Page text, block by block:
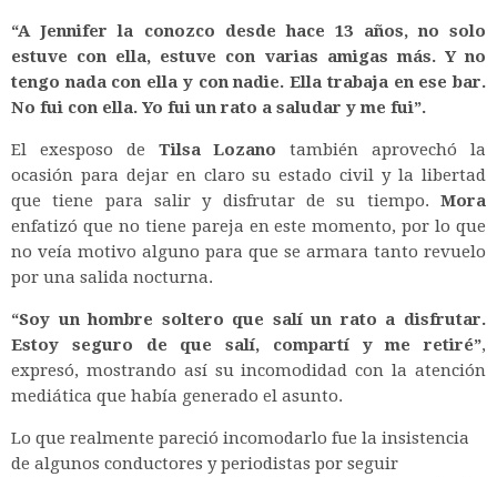
“A Jennifer la conozco desde hace 13 años, no solo
estuve con ella, estuve con varias amigas más. Y no
tengo nada con ella y con nadie. Ella trabaja en ese bar.
No fui con ella. Yo fui un rato a saludar y me fui”.
El exesposo de Tilsa Lozano también aprovechó la
ocasión para dejar en claro su estado civil y la libertad
que tiene para salir y disfrutar de su tiempo. Mora
enfatizó que no tiene pareja en este momento, por lo que
no veía motivo alguno para que se armara tanto revuelo
por una salida nocturna.
“Soy un hombre soltero que salí un rato a disfrutar.
Estoy seguro de que salí, compartí y me retiré”,
expresó, mostrando así su incomodidad con la atención
mediática que había generado el asunto.
Lo que realmente pareció incomodarlo fue la insistencia
de algunos conductores y periodistas por seguir